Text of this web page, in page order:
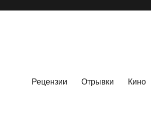
Рецензии Отрывки Кино